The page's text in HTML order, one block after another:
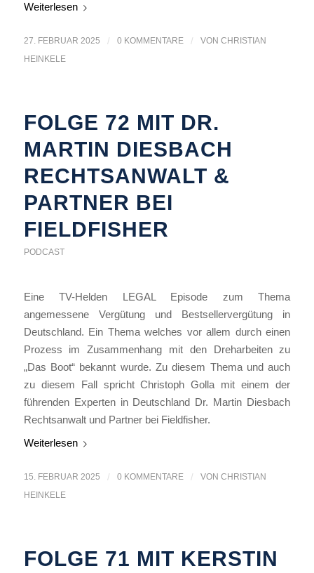
Weiterlesen
27. FEBRUAR 2025 / 0 KOMMENTARE / VON CHRISTIAN
HEINKELE
FOLGE 72 MIT DR.
MARTIN DIESBACH
RECHTSANWALT &
PARTNER BEI
FIELDFISHER
PODCAST
Eine TV-Helden LEGAL Episode zum Thema
angemessene Vergütung und Bestsellervergütung in
Deutschland. Ein Thema welches vor allem durch einen
Prozess im Zusammenhang mit den Dreharbeiten zu
„Das Boot“ bekannt wurde. Zu diesem Thema und auch
zu diesem Fall spricht Christoph Golla mit einem der
führenden Experten in Deutschland Dr. Martin Diesbach
Rechtsanwalt und Partner bei Fieldfisher.
Weiterlesen
15. FEBRUAR 2025 / 0 KOMMENTARE / VON CHRISTIAN
HEINKELE
FOLGE 71 MIT KERSTIN